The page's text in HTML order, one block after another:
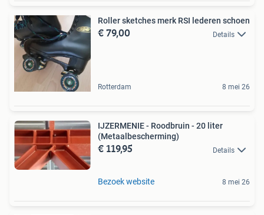
Roller sketches merk RSI lederen schoen
€ 79,00 Details
Rotterdam 8 mei 26
IJZERMENIE - Roodbruin - 20 liter
(Metaalbescherming)
€ 119,95 Details
Bezoek website 8 mei 26